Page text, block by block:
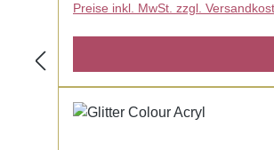
Preise inkl. MwSt. zzgl.